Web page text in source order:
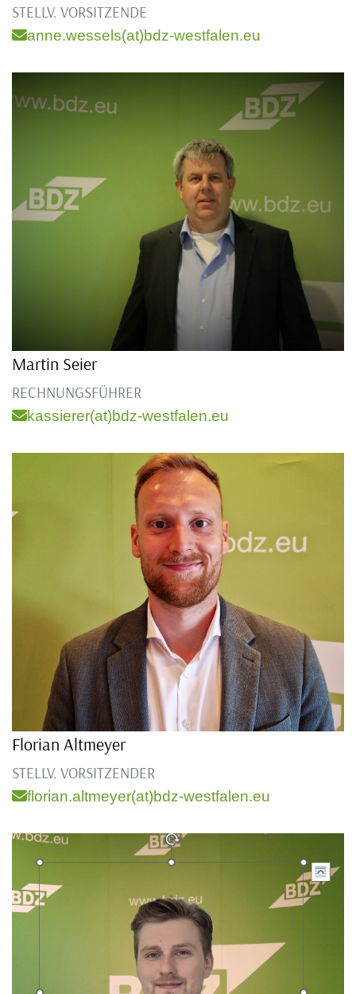
STELLV. VORSITZENDE
anne.wessels(at)bdz-westfalen.eu
Martin Seier
RECHNUNGSFÜHRER
kassierer(at)bdz-westfalen.eu
Florian Altmeyer
STELLV. VORSITZENDER
florian.altmeyer(at)bdz-westfalen.eu